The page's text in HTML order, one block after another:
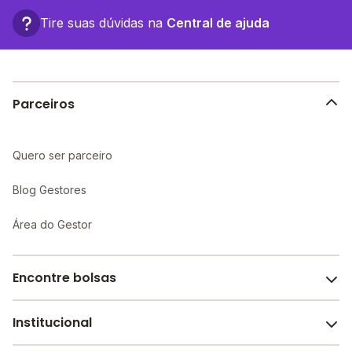
Tire suas dúvidas na Central de ajuda
Parceiros
Quero ser parceiro
Blog Gestores
Área do Gestor
Encontre bolsas
Melhores escolas de São Paulo
Institucional